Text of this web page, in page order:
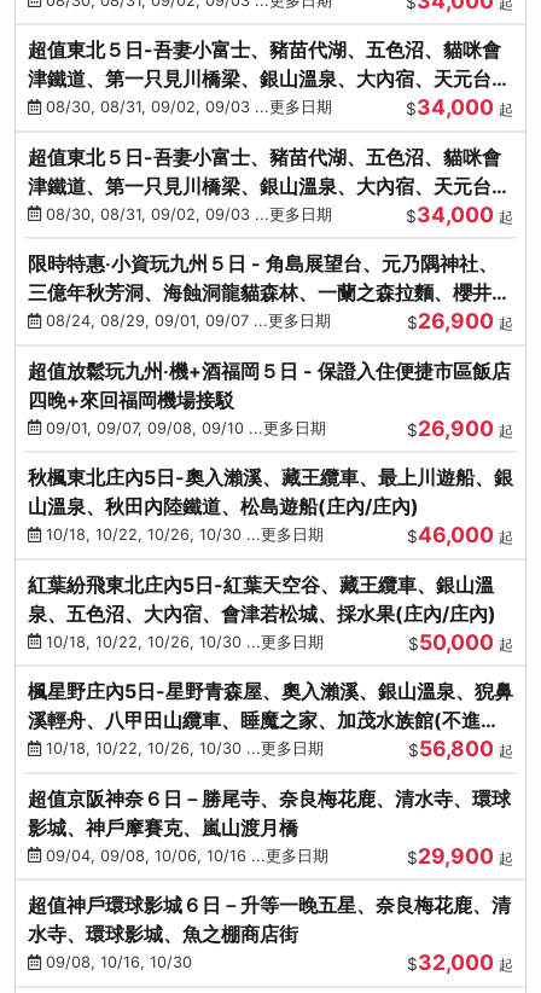
超值東北５日-吾妻小富士、豬苗代湖、五色沼、貓咪會
津鐵道、第一只見川橋梁、銀山溫泉、大內宿、天元台高
原纜車
08/30, 08/31, 09/02, 09/03 ...更多日期 $34,000 起
超值東北５日-吾妻小富士、豬苗代湖、五色沼、貓咪會
津鐵道、第一只見川橋梁、銀山溫泉、大內宿、天元台高
原纜車
08/30, 08/31, 09/02, 09/03 ...更多日期 $34,000 起
限時特惠‧小資玩九州５日 - 角島展望台、元乃隅神社、
三億年秋芳洞、海蝕洞龍貓森林、一蘭之森拉麵、櫻井二
見浦08/24, 08/29, 09/01, 09/07 ...更多日期 $26,900 起
超值放鬆玩九州‧機+酒福岡５日 - 保證入住便捷市區飯店
四晚+來回福岡機場接駁
09/01, 09/07, 09/08, 09/10 ...更多日期 $26,900 起
秋楓東北庄內5日-奧入瀨溪、藏王纜車、最上川遊船、銀
山溫泉、秋田內陸鐵道、松島遊船(庄內/庄內)
10/18, 10/22, 10/26, 10/30 ...更多日期 $46,000 起
紅葉紛飛東北庄內5日-紅葉天空谷、藏王纜車、銀山溫
泉、五色沼、大內宿、會津若松城、採水果(庄內/庄內)
10/18, 10/22, 10/26, 10/30 ...更多日期 $50,000 起
楓星野庄內5日-星野青森屋、奧入瀨溪、銀山溫泉、猊鼻
溪輕舟、八甲田山纜車、睡魔之家、加茂水族館(不進店)
(庄內/庄內)
10/18, 10/22, 10/26, 10/30 ...更多日期 $56,800 起
超值京阪神奈６日－勝尾寺、奈良梅花鹿、清水寺、環球
影城、神戶摩賽克、嵐山渡月橋
09/04, 09/08, 10/06, 10/16 ...更多日期 $29,900 起
超值神戶環球影城６日－升等一晚五星、奈良梅花鹿、清
水寺、環球影城、魚之棚商店街
09/08, 10/16, 10/30 $32,000 起